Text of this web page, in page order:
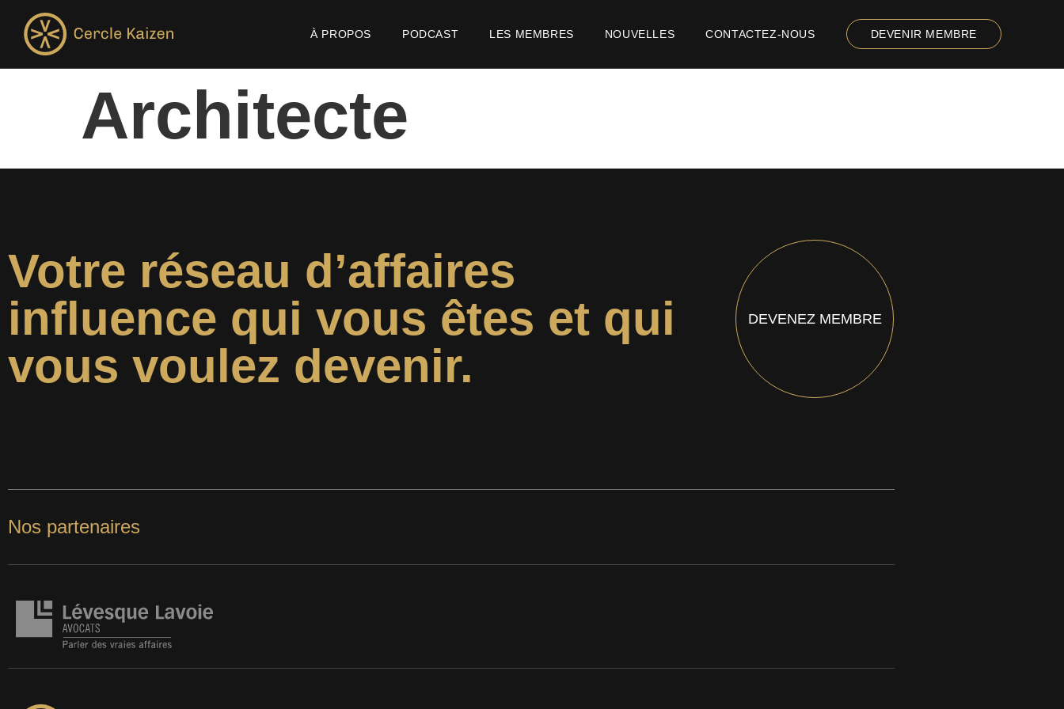
À PROPOS PODCAST LES MEMBRES NOUVELLES CONTACTEZ-NOUS DEVENIR MEMBRE
Architecte
Votre réseau d’affaires
influence qui vous êtes et qui
vous voulez devenir.
DEVENEZ MEMBRE
Nos partenaires